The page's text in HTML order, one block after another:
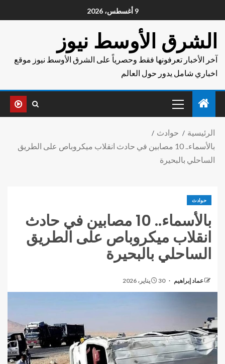
9 أغسطس، 2026
الشرق الأوسط نيوز
آخر الأخبار تعرفونها فقط وحصرياً على الشرق الأوسط نيوز موقع
اخباري شامل يدور حول العالم
الرئيسية
حوادث
بالأسماء.. 10 مصابين في حادث انقلاب ميكروباص على الطريق
الساحلي بالبحيرة
حوادث
بالأسماء.. 10 مصابين في حادث
انقلاب ميكروباص على الطريق
الساحلي بالبحيرة
عماد إبراهيم 30 يناير، 2026